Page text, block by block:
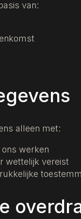
van:
alleen met:
werken
wettelijk vereist